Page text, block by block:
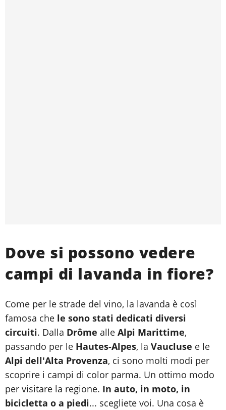
Dove si possono vedere
campi di lavanda in fiore?
Come per le strade del vino, la lavanda è così
famosa che le sono stati dedicati diversi
circuiti. Dalla Drôme alle Alpi Marittime,
passando per le Hautes-Alpes, la Vaucluse e le
Alpi dell'Alta Provenza, ci sono molti modi per
scoprire i campi di color parma. Un ottimo modo
per visitare la regione. In auto, in moto, in
bicicletta o a piedi... scegliete voi. Una cosa è